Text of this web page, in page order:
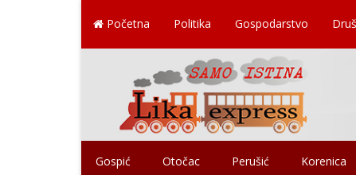
Početna Politika Gospodarstvo
Gospić Otočac Perušić Korenica